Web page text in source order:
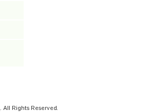
. All Rights Reserved.